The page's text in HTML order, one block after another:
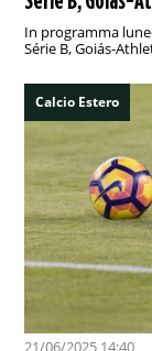
In programma
Série B, Goiás-
Calcio Estero
21/06/2025 14:40